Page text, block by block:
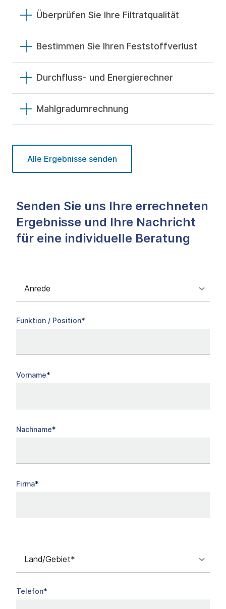
Überprüfen Sie Ihre Filtratqualität
Bestimmen Sie Ihren Feststoffverlust
Durchfluss- und Energierechner
Mahlgradumrechnung
Alle Ergebnisse senden
Senden Sie uns Ihre errechneten
Ergebnisse und Ihre Nachricht
für eine individuelle Beratung
Funktion / Position
Vorname
Nachname
Firma
Telefon